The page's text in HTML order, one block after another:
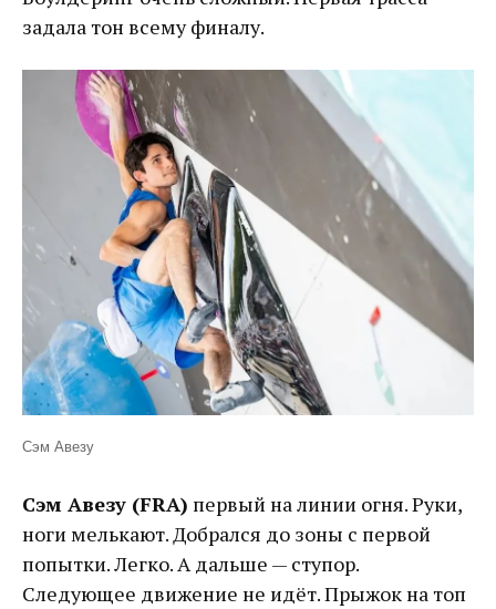
задала тон всему финалу.
Сэм Авезу
Сэм Авезу (FRA) первый на линии огня. Руки,
ноги мелькают. Добрался до зоны с первой
попытки. Легко. А дальше — ступор.
Следующее движение не идёт. Прыжок на топ